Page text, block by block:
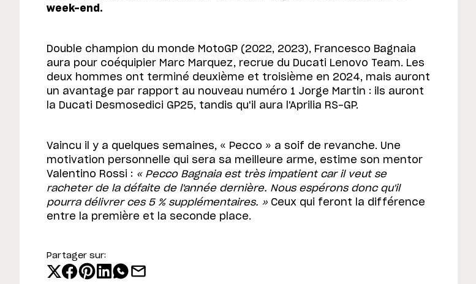
week-end.
Double champion du monde MotoGP (2022, 2023), Francesco Bagnaia
aura pour coéquipier Marc Marquez, recrue du Ducati Lenovo Team. Les
deux hommes ont terminé deuxième et troisième en 2024, mais auront
un avantage par rapport au nouveau numéro 1 Jorge Martin : ils auront
la Ducati Desmosedici GP25, tandis qu'il aura l'Aprilia RS-GP.
Vaincu il y a quelques semaines, « Pecco » a soif de revanche. Une
motivation personnelle qui sera sa meilleure arme, estime son mentor
Valentino Rossi : « Pecco Bagnaia est très impatient car il veut se
racheter de la défaite de l'année dernière. Nous espérons donc qu'il
pourra délivrer ces 5 % supplémentaires. » Ceux qui feront la différence
entre la première et la seconde place.
Partager sur: